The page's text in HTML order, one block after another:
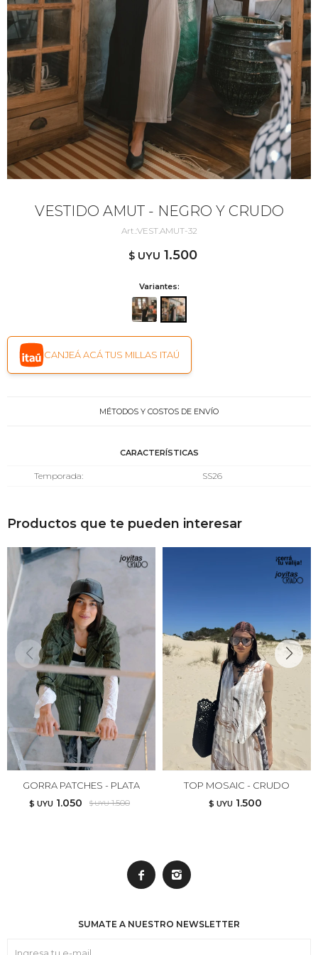
VESTIDO AMUT - NEGRO Y CRUDO
VEST.AMUT-32
$ UYU 1.500
Variantes:
CANJEÁ ACÁ TUS MILLAS ITAÚ
MÉTODOS Y COSTOS DE ENVÍO
CARACTERÍSTICAS
Temporada SS26
Productos que te pueden interesar
GORRA PATCHES - PLATA
$ UYU 1.050 $ UYU 1.500
TOP MOSAIC - CRUDO
$ UYU 1.500
 
SUMATE A NUESTRO NEWSLETTER